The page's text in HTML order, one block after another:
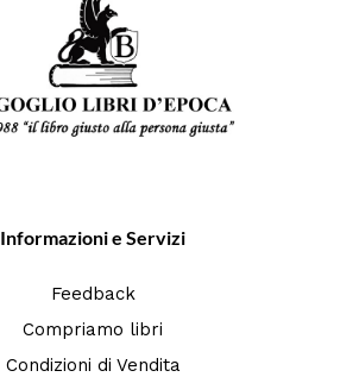
Informazioni e Servizi
Feedback
Compriamo libri
Condizioni di Vendita